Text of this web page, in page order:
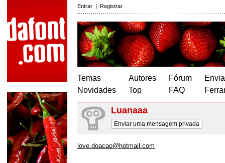
Entrar | Registrar
Temas
Novidades
Autores
Top
Fórum
FAQ
Luanaaa
Enviar uma mensagem privada
love.doacao@hotmail.com